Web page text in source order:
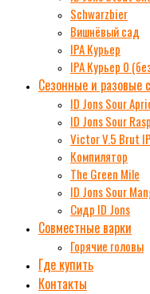
Schwarzbier
Вишнёвый сад
IPA Курьер
IPA Курьер 0
Сезонные и разовые
ID Jons Sour
ID Jons Sour
Victor V.5 Brut
Компилятор
The Green Mile
ID Jons Sour
Сидр ID Jons
Совместные варки
Горячие головы
Где купить
Контакты